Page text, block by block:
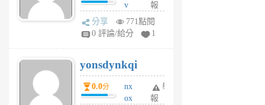
前
v
wt
sv
6
個
月
前
報
分享
771點閱
0 評論/給分
1
yonsdynkqi
0.0分
nx
ox
舉
報